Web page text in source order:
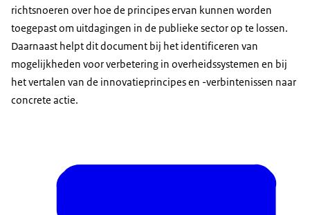
richtsnoeren over hoe de principes ervan kunnen worden
toegepast om uitdagingen in de publieke sector op te lossen.
Daarnaast helpt dit document bij het identificeren van
mogelijkheden voor verbetering in overheidssystemen en bij
het vertalen van de innovatieprincipes en -verbintenissen naar
concrete actie.